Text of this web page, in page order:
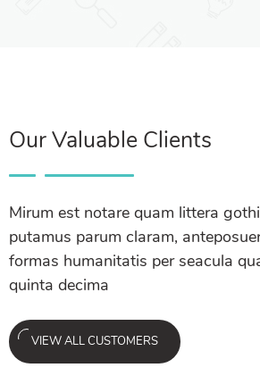
Our Valuable Clients
Mirum est notare quam littera
putamus parum claram,
formas humanitatis per seacula
quinta decima
VIEW ALL CUSTOMERS